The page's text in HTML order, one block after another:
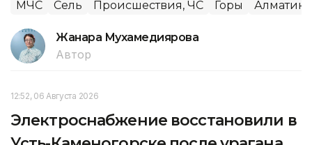
МЧС Сель Происшествия, ЧС Горы
Жанара Мухамедиярова
Автор
12:52, 06 Августа 2026
Электроснабжение восстановили в